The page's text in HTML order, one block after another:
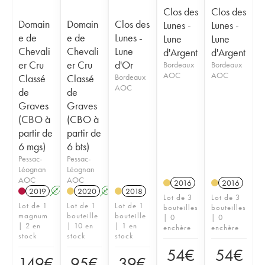
Domain
e de
Chevali
er Cru
Classé
de
Graves
(CBO à
partir de
6 mgs)
Pessac-
Léognan
AOC
2019 A T
Lot de 1
magnum
| 2 en
stock
Domain
e de
Chevali
er Cru
Classé
de
Graves
(CBO à
partir de
6 bts)
Pessac-
Léognan
AOC
2020 A T
Lot de 1
bouteille
| 10 en
stock
Clos des
Lunes -
Lune
d'Or
Bordeaux
AOC
2018
Lot de 1
bouteille
| 1 en
stock
Clos des
Lunes -
Lune
d'Argent
Bordeaux
AOC
2016
Lot de 3
bouteilles
| 0
enchère
54€
Clos des
Lunes -
Lune
d'Argent
Bordeaux
AOC
2016
Lot de 3
bouteilles
| 0
enchère
54€